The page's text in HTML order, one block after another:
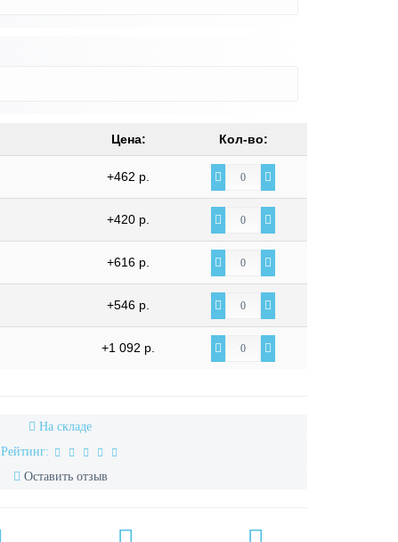
Цена: Кол-во:
+462 р.
+420 р.
+616 р.
+546 р.
+1 092 р.
На складе
Рейтинг:
Оставить отзыв